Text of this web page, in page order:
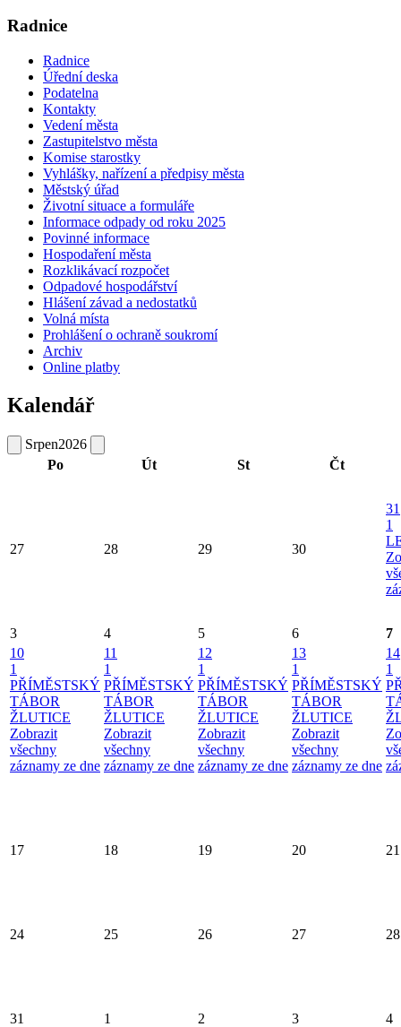
Radnice
Radnice
Úřední deska
Podatelna
Kontakty
Vedení města
Zastupitelstvo města
Komise starostky
Vyhlášky, nařízení a předpisy města
Městský úřad
Životní situace a formuláře
Informace odpady od roku 2025
Povinné informace
Hospodaření města
Rozklikávací rozpočet
Odpadové hospodářství
Hlášení závad a nedostatků
Volná místa
Prohlášení o ochraně soukromí
Archiv
Online platby
Kalendář
Srpen2026
Po
Út St Čt
27 28 29 30
31
1
3 4 5 6
7
10
1
PŘÍMĚSTSKÝ
TÁBOR
ŽLUTICE
Zobrazit
všechny
záznamy ze dne
11
1
PŘÍMĚSTSKÝ
TÁBOR
ŽLUTICE
Zobrazit
všechny
záznamy ze dne
12
1
PŘÍMĚSTSKÝ
TÁBOR
ŽLUTICE
Zobrazit
všechny
záznamy ze dne
13
1
PŘÍMĚSTSKÝ
TÁBOR
ŽLUTICE
Zobrazit
všechny
záznamy ze dne
14
1
17 18 19 20 21
24 25 26 27 28
31 1 2 3 4